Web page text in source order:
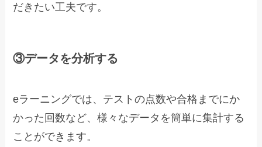
だきたい工夫です。
③データを分析する
eラーニングでは、テストの点数や合格までにか
かった回数など、様々なデータを簡単に集計する
ことができます。